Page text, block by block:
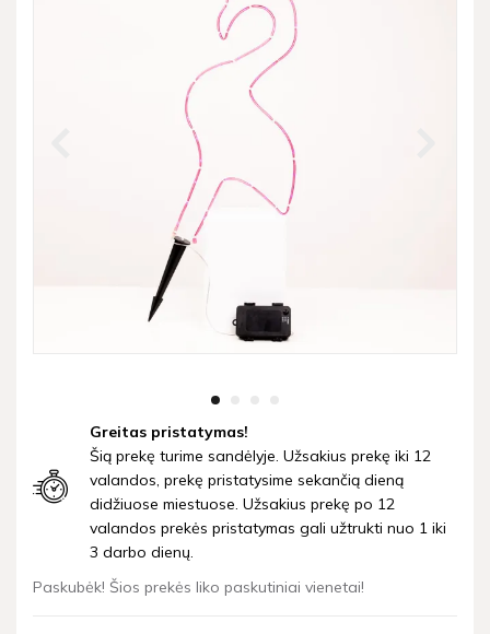
Greitas pristatymas!
Šią prekę turime sandėlyje. Užsakius prekę iki 12
valandos, prekę pristatysime sekančią dieną
didžiuose miestuose. Užsakius prekę po 12
valandos prekės pristatymas gali užtrukti nuo 1 iki
3 darbo dienų.
Paskubėk! Šios prekės liko paskutiniai vienetai!